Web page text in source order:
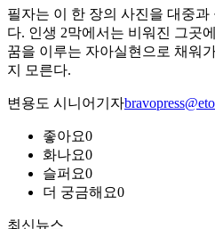
필자는 이 한 장의 사진을 대중
다. 인생 2막에서는 비워진 그곳
꿈을 이루는 자아실현으로 채워
지 모른다.
변용도 시니어기자
좋아요0
화나요0
슬퍼요0
더 궁금해요0
최신뉴스